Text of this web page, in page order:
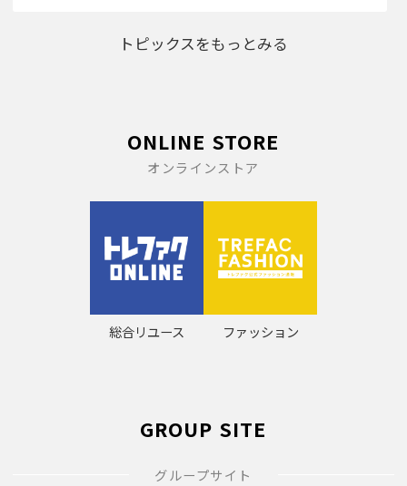
トピックスをもっとみる
ONLINE STORE
オンラインストア
総合リユース ファッション
GROUP SITE
グループサイト